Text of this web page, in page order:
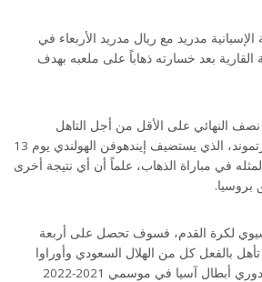
مدريد مع ريال مدريد الأربعاء في
من البطولة القارية بعد خسارته ذهاباً على ملعبه بهدف
نصف النهائي على الأقل من أجل التاهل
للمونديال على حساب دورتموند، الذي يستضيف إيندهوفن الهولندي يوم 13
في مباراة الذهاب، علماً أن أي نتيجة أخرى
بروسيا.
لكرة القدم، فسوف تحصل على أربعة
بالفعل كل من الهلال السعودي وأوراوا
ريدز الياباني بعد فوزهما بدوري أبطال آسيا في موسمي 2021-2022